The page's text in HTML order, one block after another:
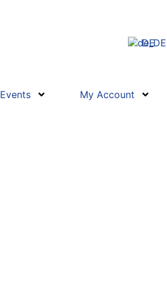
DE
Events My Account